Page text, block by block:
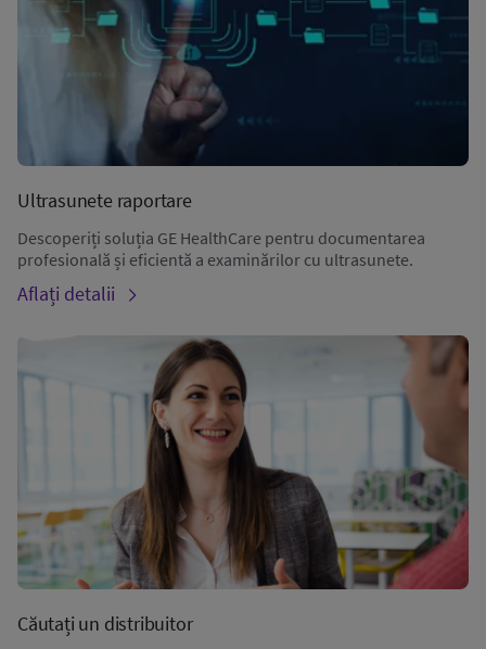
Ultrasunete raportare
Descoperiți soluția GE HealthCare pentru documentarea
profesională și eficientă a examinărilor cu ultrasunete.
Aflați detalii
Căutați un distribuitor